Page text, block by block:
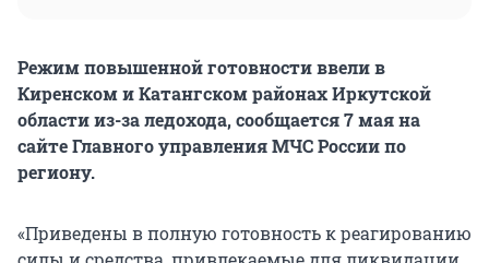
Режим повышенной готовности ввели в
Киренском и Катангском районах Иркутской
области из-за ледохода, сообщается 7 мая на
сайте Главного управления МЧС России по
региону.
«Приведены в полную готовность к реагированию